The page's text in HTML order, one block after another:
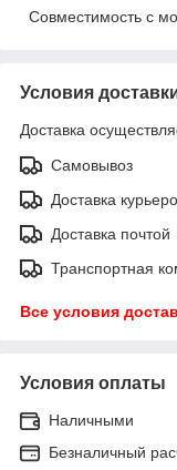
Совместимость с
Условия
Доставка
Самовывоз
Доставка
Доставка почтой
Транспортная
Все условия
Условия оплаты
Наличными
Безналичный